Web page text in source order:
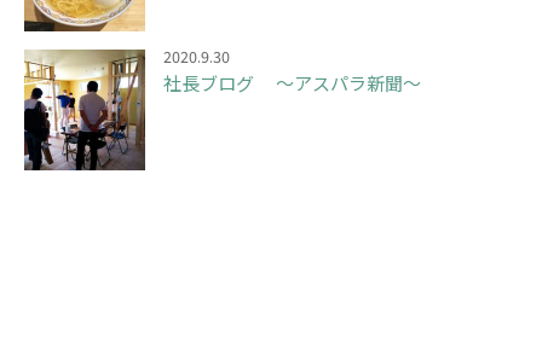
2020.9.30
社長ブログ ～アスパラ新聞～